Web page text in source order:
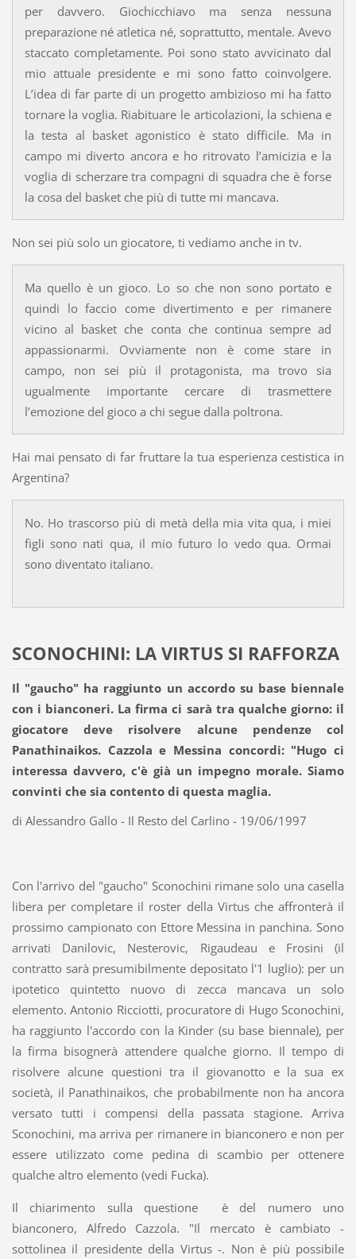
per davvero. Giochicchiavo ma senza nessuna
preparazione né atletica né, soprattutto, mentale. Avevo
staccato completamente. Poi sono stato avvicinato dal
mio attuale presidente e mi sono fatto coinvolgere.
L’idea di far parte di un progetto ambizioso mi ha fatto
tornare la voglia. Riabituare le articolazioni, la schiena e
la testa al basket agonistico è stato difficile. Ma in
campo mi diverto ancora e ho ritrovato l’amicizia e la
voglia di scherzare tra compagni di squadra che è forse
la cosa del basket che più di tutte mi mancava.
Non sei più solo un giocatore, ti vediamo anche in tv.
Ma quello è un gioco. Lo so che non sono portato e
quindi lo faccio come divertimento e per rimanere
vicino al basket che conta che continua sempre ad
appassionarmi. Ovviamente non è come stare in
campo, non sei più il protagonista, ma trovo sia
ugualmente importante cercare di trasmettere
l’emozione del gioco a chi segue dalla poltrona.
Hai mai pensato di far fruttare la tua esperienza cestistica in
Argentina?
No. Ho trascorso più di metà della mia vita qua, i miei
figli sono nati qua, il mio futuro lo vedo qua. Ormai
sono diventato italiano.
SCONOCHINI: LA VIRTUS SI RAFFORZA
Il "gaucho" ha raggiunto un accordo su base biennale
con i bianconeri. La firma ci sarà tra qualche giorno: il
giocatore deve risolvere alcune pendenze col
Panathinaikos. Cazzola e Messina concordi: "Hugo ci
interessa davvero, c'è già un impegno morale. Siamo
convinti che sia contento di questa maglia.
di Alessandro Gallo - Il Resto del Carlino - 19/06/1997
Con l'arrivo del "gaucho" Sconochini rimane solo una casella
libera per completare il roster della Virtus che affronterà il
prossimo campionato con Ettore Messina in panchina. Sono
arrivati Danilovic, Nesterovic, Rigaudeau e Frosini (il
contratto sarà presumibilmente depositato l'1 luglio): per un
ipotetico quintetto nuovo di zecca mancava un solo
elemento. Antonio Ricciotti, procuratore di Hugo Sconochini,
ha raggiunto l'accordo con la Kinder (su base biennale), per
la firma bisognerà attendere qualche giorno. Il tempo di
risolvere alcune questioni tra il giovanotto e la sua ex
società, il Panathinaikos, che probabilmente non ha ancora
versato tutti i compensi della passata stagione. Arriva
Sconochini, ma arriva per rimanere in bianconero e non per
essere utilizzato come pedina di scambio per ottenere
qualche altro elemento (vedi Fucka).
Il chiarimento sulla questione è del numero uno
bianconero, Alfredo Cazzola. "Il mercato è cambiato -
sottolinea il presidente della Virtus -. Non è più possibile